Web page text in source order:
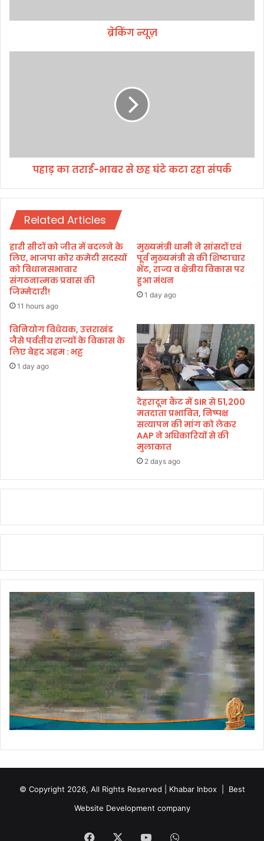
ब्रेकिंग न्यूज़
भा
ह
घं
टे
क
टा
र
हा
सं
र्क
पहाड़ का तराई-भाबर से छह घंटे कटा रहा संपर्क
Related Articles
हारी सीटों को जीत में बदलने के
लिए, भाजपा कोर कमेटी सदस्यों
को विधानसभावार
संगठनात्मक प्रवास की
जिम्मेदारी!
11 hours ago
मुख्यमंत्री धामी ने सांसदों एवं
पूर्व मुख्यमंत्री से की शिष्टाचार
भेंट, राज्य व क्षेत्रीय विकास पर
हुआ मंथन
1 day ago
विनियोग विधेयक, उत्तराखंड
जैसे पर्वतीय राज्यों के विकास के
लिए बेहद अहम : भट्ट
1 day ago
देहरादून कैंट में SIR से 51,200
मतदाता प्रभावित, निष्पक्ष
सत्यापन की मांग को लेकर
AAP ने अधिकारियों से की
मुलाकात
2 days ago
© Copyright 2026, All Rights Reserved | Khabar Inbox | Best
Website Development company
Facebook YouTubeWhatsApp